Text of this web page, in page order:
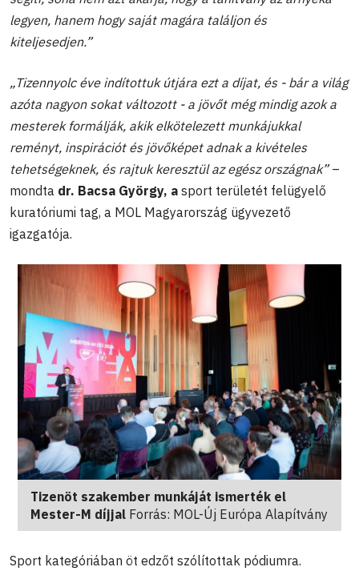
legyen, hanem hogy saját magára találjon és
kiteljesedjen.”
„Tizennyolc éve indítottuk útjára ezt a díjat, és - bár a világ
azóta nagyon sokat változott - a jövőt még mindig azok a
mesterek formálják, akik elkötelezett munkájukkal
reményt, inspirációt és jövőképet adnak a kivételes
tehetségeknek, és rajtuk keresztül az egész országnak”–
mondta dr. Bacsa György, a sport területét felügyelő
kuratóriumi tag, a MOL Magyarország ügyvezető
igazgatója.
Tizenöt szakember munkáját ismerték el
Mester-M díjjal Forrás: MOL-Új Európa Alapítvány
Sport kategóriában öt edzőt szólítottak pódiumra.